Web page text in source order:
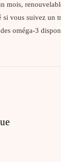
mois,
si vous suivez un
oméga-3